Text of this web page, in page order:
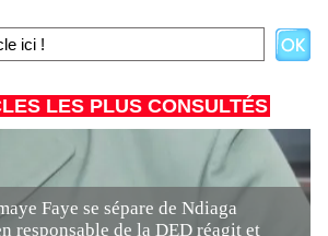
LES PLUS CONSULTÉS
Faye se sépare de Ndiaga
responsable de la DED réagit et